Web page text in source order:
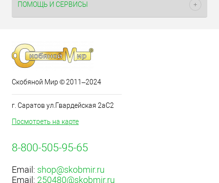
ПОМОЩЬ И СЕРВИСЫ
Скобяной Мир © 2011–2024
г. Саратов ул.Гвардейская 2аС2
Посмотреть на карте
8-800-505-95-65
Email: shop@skobmir.ru
Email: 250480@skobmir.ru